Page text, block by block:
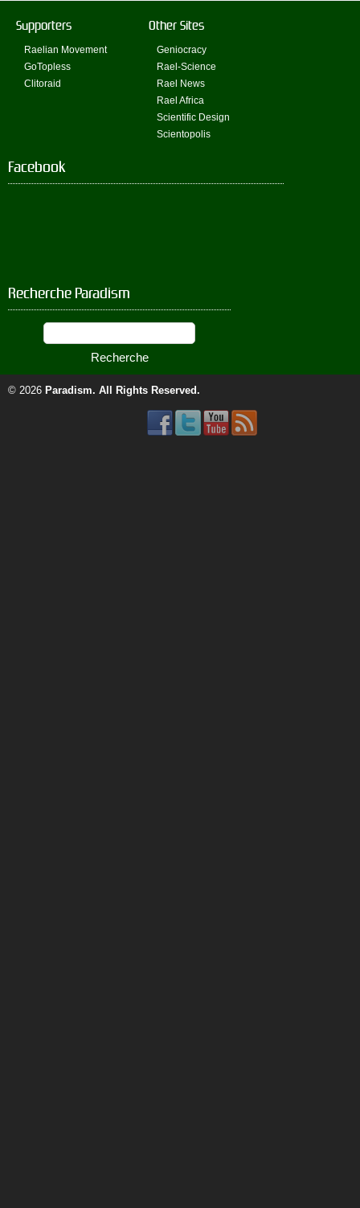
Supporters
Raelian Movement
GoTopless
Clitoraid
Other Sites
Geniocracy
Rael-Science
Rael News
Rael Africa
Scientific Design
Scientopolis
Facebook
Recherche Paradism
© 2026 Paradism. All Rights Reserved.